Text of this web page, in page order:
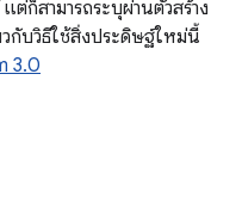
ก็สามารถระบุผ่านตัวสร้าง
กับวิธีใช้สิ่งประดิษฐ์ใหม่นี้
3.0